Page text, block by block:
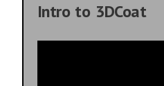
Intro to 3DCoat